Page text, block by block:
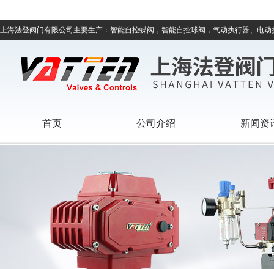
上海法登阀门有限公司主要生产：智能自控蝶阀，智能自控球阀，气动执行器、电
首页 公司介绍 新闻资